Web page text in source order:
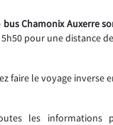
bus Chamonix Auxerre
pour une distance
faire le voyage inverse
les